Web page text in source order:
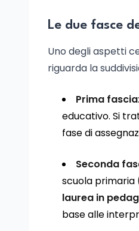
Le due fasce
Uno degli aspetti
riguarda la
Prima fascia
educativo. Si
fase di
Seconda
scuola primaria
laurea in
base alle